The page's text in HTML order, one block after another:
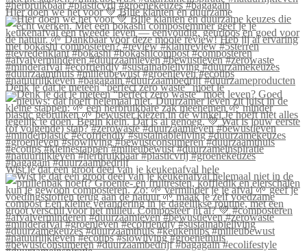
Hier doen we het voor 💚 Blije klanten én duurzame
Denk je dat je meteen “perfect zero waste” moet le
Wist je dat een groot deel van je keukenafval hele